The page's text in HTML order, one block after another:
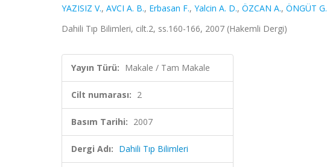
YAZISIZ V., AVCI A. B., Erbasan F., Yalcin A. D., ÖZCAN A., ÖNGÜT G.
Dahili Tıp Bilimleri, cilt.2, ss.160-166, 2007 (Hakemli Dergi)
Yayın Türü: Makale / Tam Makale
Cilt numarası: 2
Basım Tarihi: 2007
Dergi Adı: Dahili Tıp Bilimleri